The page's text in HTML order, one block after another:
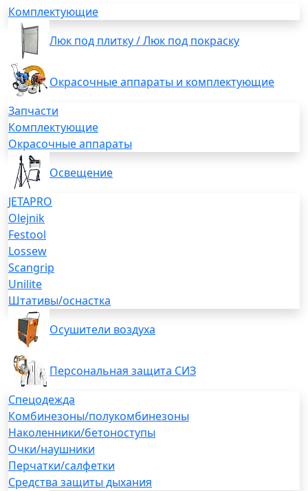
Комплектующие
Люк под плитку / Люк под покраску
Окрасочные аппараты и комплектующие
Запчасти
Комплектующие
Окрасочные аппараты
Освещение
JETAPRO
Olejnik
Festool
Lossew
Scangrip
Unilite
Штативы/оснастка
Осушители воздуха
Персональная защита СИЗ
Спецодежда
Комбинезоны/полукомбинезоны
Наколенники/бетоноступы
Очки/наушники
Перчатки/салфетки
Средства защиты дыхания